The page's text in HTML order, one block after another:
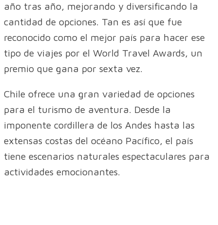
año tras año, mejorando y diversificando la
cantidad de opciones. Tan es así que fue
reconocido como el mejor país para hacer ese
tipo de viajes por el World Travel Awards, un
premio que gana por sexta vez.
Chile ofrece una gran variedad de opciones
para el turismo de aventura. Desde la
imponente cordillera de los Andes hasta las
extensas costas del océano Pacífico, el país
tiene escenarios naturales espectaculares para
actividades emocionantes.